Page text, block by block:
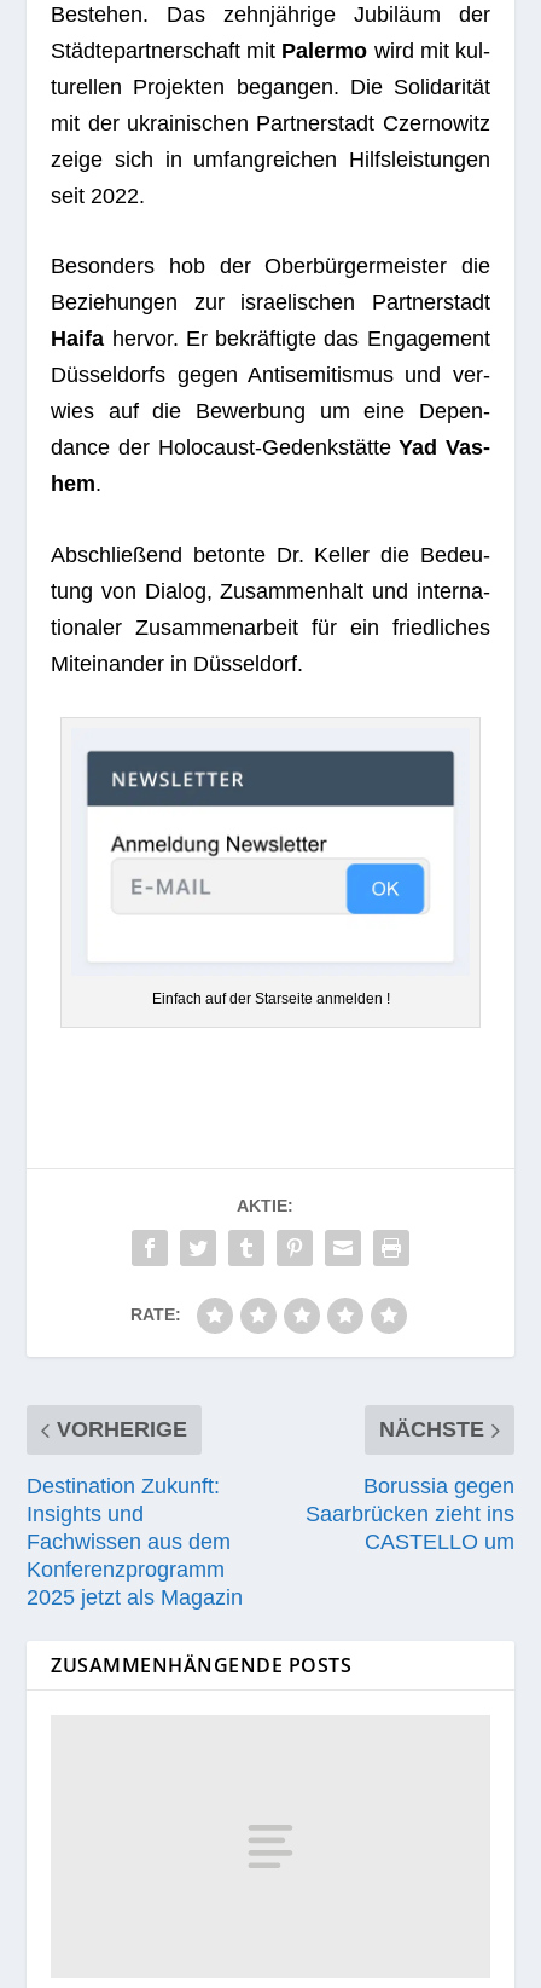
Bestehen. Das zehn­jäh­rige Jubi­läum der
Städ­te­part­ner­schaft mit Palermo wird mit kul­
tu­rel­len Pro­jek­ten began­gen. Die Soli­da­ri­tät
mit der ukrai­ni­schen Part­ner­stadt Czer­no­witz
zeige sich in umfang­rei­chen Hilfs­leis­tun­gen
seit 2022.
Beson­ders hob der Ober­bür­ger­meis­ter die
Bezie­hun­gen zur israe­li­schen Part­ner­stadt
Haifa her­vor. Er bekräf­tigte das Enga­ge­ment
Düs­sel­dorfs gegen Anti­se­mi­tis­mus und ver­
wies auf die Bewer­bung um eine Depen­
dance der Holo­caust-Gedenk­stätteYad Vas­
hem.
Abschlie­ßend betonte Dr. Kel­ler die Bedeu­
tung von Dia­log, Zusam­men­halt und inter­na­
tio­na­ler Zusam­men­ar­beit für ein fried­li­ches
Mit­ein­an­der in Düsseldorf.
Ein­fach auf der Star­seite anmelden !
AKTIE:
RATE:
VORHERIGE
Destination Zukunft:
Insights und
Fachwissen aus dem
Konferenzprogramm
2025 jetzt als Magazin
NÄCHSTE
Borussia gegen
Saarbrücken zieht ins
CASTELLO um
ZUSAMMENHÄNGENDE POSTS